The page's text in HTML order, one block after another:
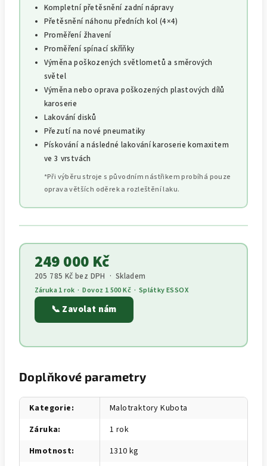
Kompletní přetěsnění zadní nápravy
Přetěsnění náhonu předních kol (4×4)
Proměření žhavení
Proměření spínací skříňky
Výměna poškozených světlometů a směrových
světel
Výměna nebo oprava poškozených plastových dílů
karoserie
Lakování disků
Přezutí na nové pneumatiky
Pískování a následné lakování karoserie komaxitem
ve 3 vrstvách
*Při výběru stroje s původním nástřikem probíhá pouze
oprava větších oděrek a rozleštění laku.
249 000 Kč
205 785 Kč bez DPH · Skladem
Záruka 1 rok · Dovoz 1 500 Kč · Splátky ESSOX
📞 Zavolat nám
Doplňkové parametry
Kategorie:
Malotraktory Kubota
Záruka:
1 rok
Hmotnost: 1310 kg